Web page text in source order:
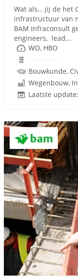
Wat als… jij de het
infrastructuur van
BAM Infraconsult
engineers, lead...
WO, HBO
Laatste